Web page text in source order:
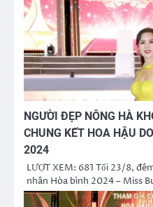
NGƯỜI ĐẸP NÔNG HÀ
CHUNG KẾT HOA HẬU
2024
LƯỢT XEM: 681 Tối 23/8,
nhân Hòa bình 2024 – Miss